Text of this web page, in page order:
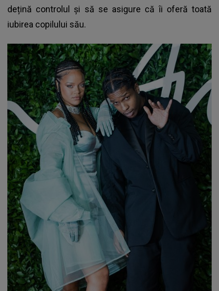
dețină controlul și să se asigure că îi oferă toată
iubirea copilului său.